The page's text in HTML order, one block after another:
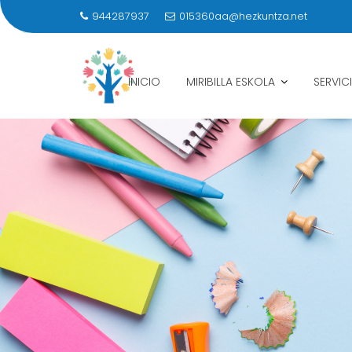
944287937 015360aa@hezkuntza.net
INICIO MIRIBILLA ESKOLA